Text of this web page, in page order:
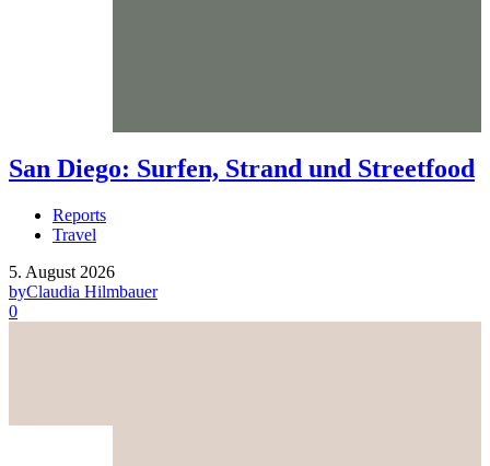
San Diego: Surfen, Strand und Streetfood
Reports
Travel
5. August 2026
byClaudia Hilmbauer
0